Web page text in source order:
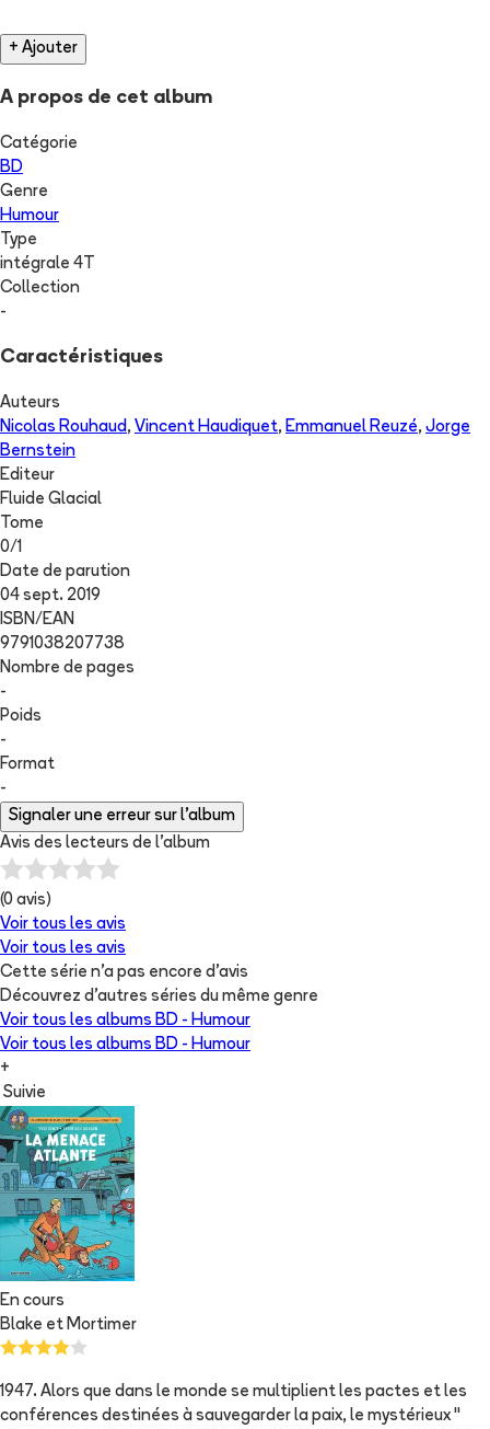
+ Ajouter
A propos de cet album
Catégorie
BD
Genre
Humour
Type
intégrale 4T
Collection
-
Caractéristiques
Auteurs
Nicolas Rouhaud, Vincent Haudiquet, Emmanuel Reuzé, Jorge
Bernstein
Editeur
Fluide Glacial
Tome
0/1
Date de parution
04 sept. 2019
ISBN/EAN
9791038207738
Nombre de pages
-
Poids
-
Format
-
Signaler une erreur sur l'album
Avis des lecteurs de l'album
(0 avis)
Voir tous les avis
Voir tous les avis
Cette série n'a pas encore d'avis
Découvrez d'autres séries du même genre
Voir tous les albums BD - Humour
Voir tous les albums BD - Humour
+
Suivie
En cours
Blake et Mortimer
1947. Alors que dans le monde se multiplient les pactes et les
conférences destinées à sauvegarder la paix, le mystérieux "